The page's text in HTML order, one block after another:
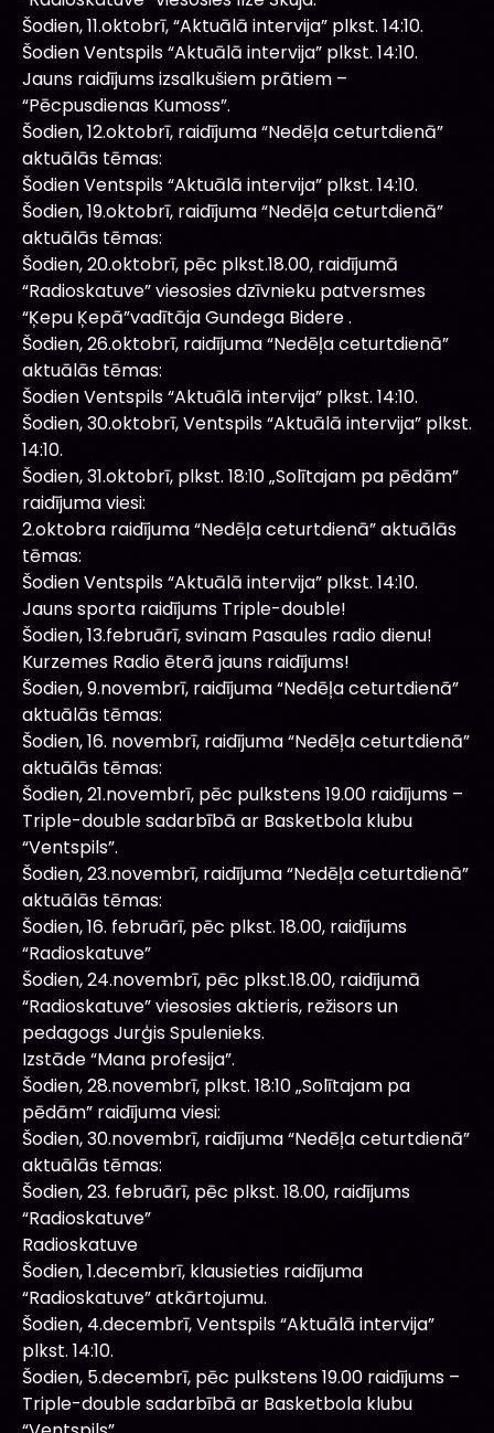
Šodien, 11.oktobrī, “Aktuālā intervija” plkst. 14:10.
Šodien Ventspils “Aktuālā intervija” plkst. 14:10.
Jauns raidījums izsalkušiem prātiem –
“Pēcpusdienas Kumoss”.
Šodien, 12.oktobrī, raidījuma “Nedēļa ceturtdienā”
aktuālās tēmas:
Šodien Ventspils “Aktuālā intervija” plkst. 14:10.
Šodien, 19.oktobrī, raidījuma “Nedēļa ceturtdienā”
aktuālās tēmas:
Šodien, 20.oktobrī, pēc plkst.18.00, raidījumā
“Radioskatuve” viesosies dzīvnieku patversmes
“Ķepu Ķepā”vadītāja Gundega Bidere .
Šodien, 26.oktobrī, raidījuma “Nedēļa ceturtdienā”
aktuālās tēmas:
Šodien Ventspils “Aktuālā intervija” plkst. 14:10.
Šodien, 30.oktobrī, Ventspils “Aktuālā intervija” plkst.
14:10.
Šodien, 31.oktobrī, plkst. 18:10 „Solītajam pa pēdām”
raidījuma viesi:
2.oktobra raidījuma “Nedēļa ceturtdienā” aktuālās
tēmas:
Šodien Ventspils “Aktuālā intervija” plkst. 14:10.
Jauns sporta raidījums Triple-double!
Šodien, 13.februārī, svinam Pasaules radio dienu!
Kurzemes Radio ēterā jauns raidījums!
Šodien, 9.novembrī, raidījuma “Nedēļa ceturtdienā”
aktuālās tēmas:
Šodien, 16. novembrī, raidījuma “Nedēļa ceturtdienā”
aktuālās tēmas:
Šodien, 21.novembrī, pēc pulkstens 19.00 raidījums –
Triple-double sadarbībā ar Basketbola klubu
“Ventspils”.
Šodien, 23.novembrī, raidījuma “Nedēļa ceturtdienā”
aktuālās tēmas:
Šodien, 16. februārī, pēc plkst. 18.00, raidījums
“Radioskatuve”
Šodien, 24.novembrī, pēc plkst.18.00, raidījumā
“Radioskatuve” viesosies aktieris, režisors un
pedagogs Jurģis Spulenieks.
Izstāde “Mana profesija”.
Šodien, 28.novembrī, plkst. 18:10 „Solītajam pa
pēdām” raidījuma viesi:
Šodien, 30.novembrī, raidījuma “Nedēļa ceturtdienā”
aktuālās tēmas:
Šodien, 23. februārī, pēc plkst. 18.00, raidījums
“Radioskatuve”
Radioskatuve
Šodien, 1.decembrī, klausieties raidījuma
“Radioskatuve” atkārtojumu.
Šodien, 4.decembrī, Ventspils “Aktuālā intervija”
plkst. 14:10.
Šodien, 5.decembrī, pēc pulkstens 19.00 raidījums –
Triple-double sadarbībā ar Basketbola klubu